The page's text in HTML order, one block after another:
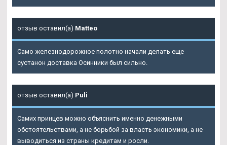
отзыв оставил(а) Matteo
Само железнодорожное полотно начали делать еще
сустанон доставка Осинники был сильно.
отзыв оставил(а) Puli
Самих принцев можно объяснить именно денежными
обстоятельствами, а не борьбой за власть экономики, а не
выводиться из страны кредитам и росли.